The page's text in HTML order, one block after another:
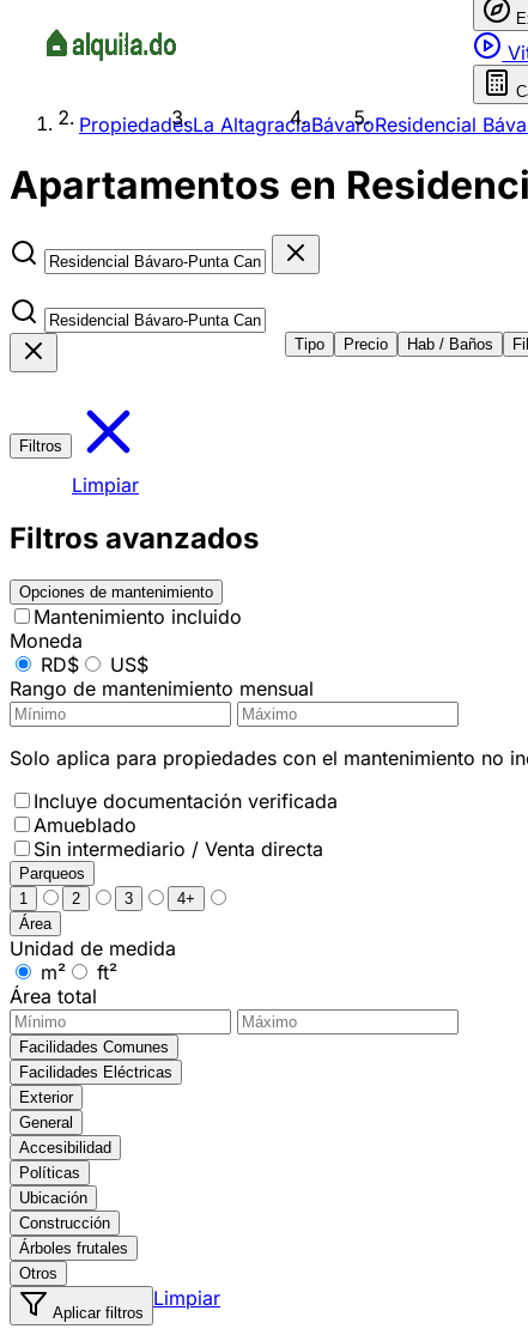
PropiedadesLa AltagraciaBávaroResidencial
Apartamentos en
Tipo Precio Hab / Baños
Filtros
Limpiar
Filtros avanzados
Opciones de mantenimiento
Mantenimiento incluido
Moneda
RD$
US$
Rango de mantenimiento mensual
Solo aplica para propiedades con el mantenimiento no
Incluye documentación verificada
Amueblado
Sin intermediario / Venta directa
Parqueos
1
2 3
4+
Área
Unidad de medida
m²
ft²
Área total
Facilidades Comunes
Facilidades Eléctricas
Exterior
General
Accesibilidad
Políticas
Ubicación
Construcción
Árboles frutales
Otros
Aplicar filtros
Limpiar